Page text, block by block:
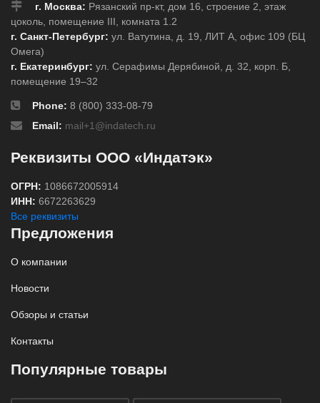
г. Москва: Рязанский пр-кт, дом 16, строение 2, этаж
цоколь, помещение III, комната 1.2
г. Санкт-Петербург: ул. Ватутина, д. 19, ЛИТ А, офис 109 (БЦ
Омега)
г. Екатеринбург: ул. Серафимы Дерябиной, д. 32, корп. Б,
помещение 19–32
Phone: 8 (800) 333-08-79
Email: mail+1@indatech.ru
Реквизиты ООО «Индатэк»
ОГРН: 1086672005914
ИНН: 6672263629
Все реквизиты
Предложения
О компании
Новости
Обзоры и статьи
Контакты
Популярные товары